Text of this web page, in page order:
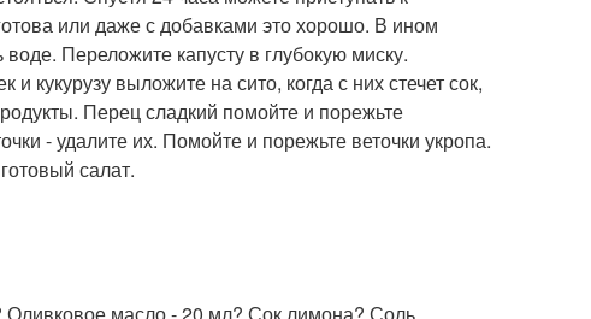
или даже с добавками это хорошо. В ином
Переложите капусту в глубокую миску.
кукурузу выложите на сито, когда с них стечет сок,
Перец сладкий помойте и порежьте
- удалите их. Помойте и порежьте веточки укропа.
салат.